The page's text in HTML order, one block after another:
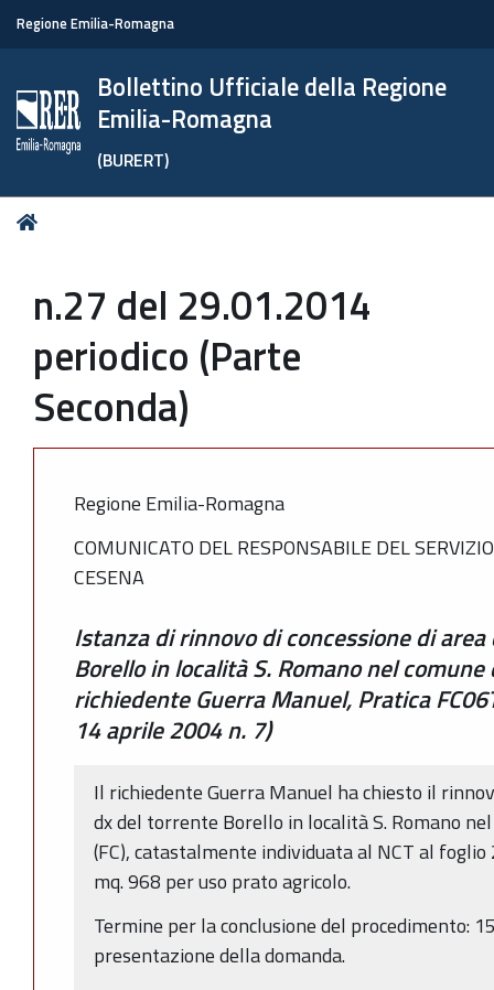
Regione Emilia-Romagna
Bollettino Ufficiale della Regione
Emilia-Romagna
(BURERT)
Tu
n.27 del 29.01.2014
periodico (Parte
Seconda)
Regione Emilia-Romagna
COMUNICATO DEL RESPONSABILE DEL
CESENA
Istanza di rinnovo di concessione di
Borello in località S. Romano nel comune
richiedente Guerra Manuel, Pratica
14 aprile 2004 n. 7)
Il richiedente Guerra Manuel ha chiesto il
dx del torrente Borello in località S. Romano
(FC), catastalmente individuata al NCT al
mq. 968 per uso prato agricolo.
Termine per la conclusione del procedimento:
presentazione della domanda.